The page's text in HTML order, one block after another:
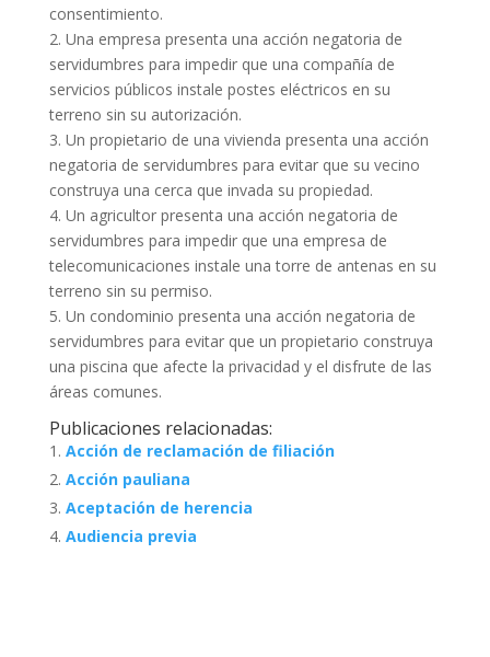
consentimiento.
2. Una empresa presenta una acción negatoria de
servidumbres para impedir que una compañía de
servicios públicos instale postes eléctricos en su
terreno sin su autorización.
3. Un propietario de una vivienda presenta una acción
negatoria de servidumbres para evitar que su vecino
construya una cerca que invada su propiedad.
4. Un agricultor presenta una acción negatoria de
servidumbres para impedir que una empresa de
telecomunicaciones instale una torre de antenas en su
terreno sin su permiso.
5. Un condominio presenta una acción negatoria de
servidumbres para evitar que un propietario construya
una piscina que afecte la privacidad y el disfrute de las
áreas comunes.
Publicaciones relacionadas:
Acción de reclamación de filiación
Acción pauliana
Aceptación de herencia
Audiencia previa